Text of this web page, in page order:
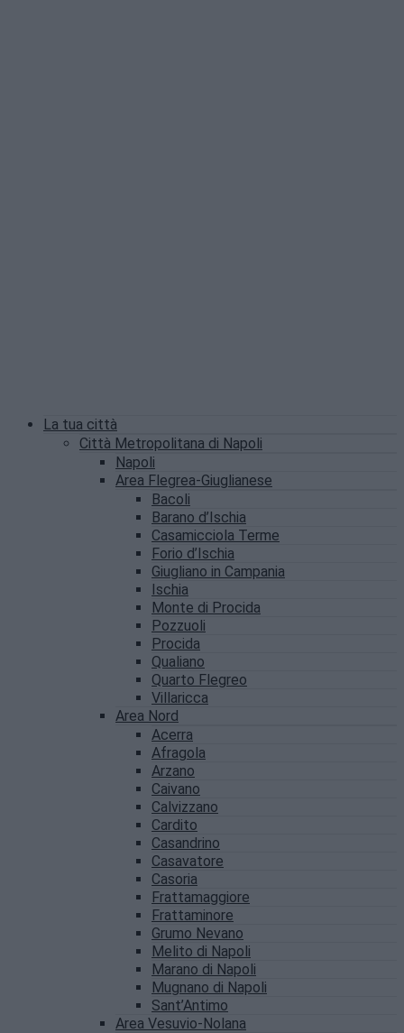
La tua città
Città Metropolitana di Napoli
Napoli
Area Flegrea-Giuglianese
Bacoli
Barano d’Ischia
Casamicciola Terme
Forio d’Ischia
Giugliano in Campania
Ischia
Monte di Procida
Pozzuoli
Procida
Qualiano
Quarto Flegreo
Villaricca
Area Nord
Acerra
Afragola
Arzano
Caivano
Calvizzano
Cardito
Casandrino
Casavatore
Casoria
Frattamaggiore
Frattaminore
Grumo Nevano
Melito di Napoli
Marano di Napoli
Mugnano di Napoli
Sant’Antimo
Area Vesuvio-Nolana